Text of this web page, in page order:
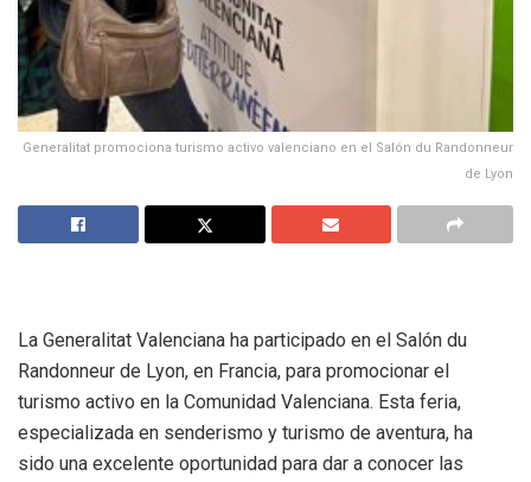
Generalitat promociona turismo activo valenciano en el Salón du Randonneur
de Lyon
La Generalitat Valenciana ha participado en el Salón du
Randonneur de Lyon, en Francia, para promocionar el
turismo activo en la Comunidad Valenciana. Esta feria,
especializada en senderismo y turismo de aventura, ha
sido una excelente oportunidad para dar a conocer las